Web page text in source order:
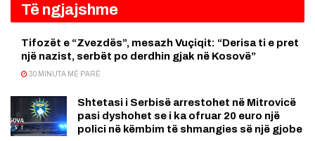
Të ngjajshme
Tifozët e “Zvezdës”, mesazh Vuçiqit: “Derisa ti e pret
një nazist, serbët po derdhin gjak në Kosovë”
30 MINUTA MË PARË
Shtetasi i Serbisë arrestohet në Mitrovicë
pasi dyshohet se i ka ofruar 20 euro një
polici në këmbim të shmangies së një gjobe